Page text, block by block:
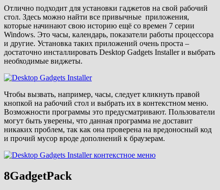
Отлично подходит для установки гаджетов на свой рабочий
стол. Здесь можно найти все привычные приложения,
которые начинают свою историю ещё со времен 7 серии
Windows. Это часы, календарь, показатели работы процессора
и другие. Установка таких приложений очень проста –
достаточно инсталлировать Desktop Gadgets Installer и выбрать
необходимые виджеты.
Чтобы вызвать, например, часы, следует кликнуть правой
кнопкой на рабочий стол и выбрать их в контекстном меню.
Возможности программы это предусматривают. Пользователи
могут быть уверены, что данная программа не доставит
никаких проблем, так как она проверена на вредоносный код
и прочий мусор вроде дополнений к браузерам.
8GadgetPack